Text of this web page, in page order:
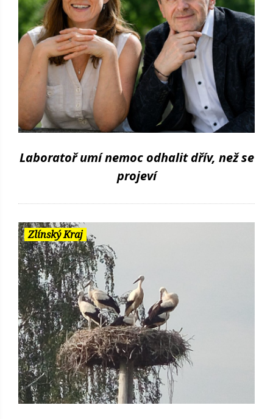
Laboratoř umí nemoc odhalit dřív, než se
projeví
Zlínský Kraj